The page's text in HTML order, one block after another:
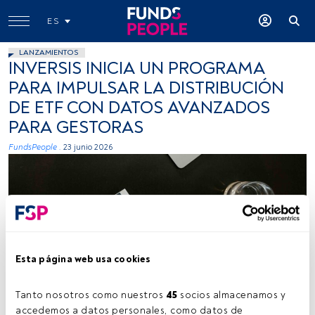
Esta página web usa cookies
Tanto nosotros como nuestros 45 socios almacenamos y
accedemos a datos personales, como datos de
ES
LANZAMIENTOS
INVERSIS INICIA UN PROGRAMA
PARA IMPULSAR LA DISTRIBUCIÓN
DE ETF CON DATOS AVANZADOS
PARA GESTORAS
FundsPeople . 23 junio 2026